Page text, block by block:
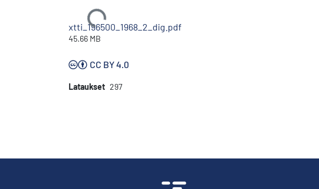
Ladataan...
xtti_196500_1968_2_dig.pdf
45.66 MB
CC BY 4.0
Lataukset 297